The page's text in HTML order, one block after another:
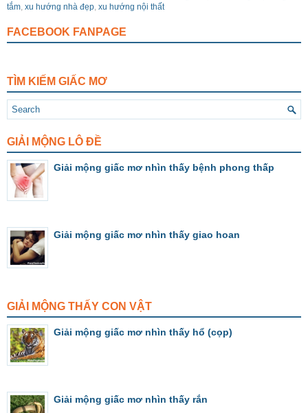
tắm, xu hướng nhà đẹp, xu hướng nội thất
FACEBOOK FANPAGE
TÌM KIẾM GIẤC MƠ
GIẢI MỘNG LÔ ĐỀ
Giải mộng giấc mơ nhìn thấy bệnh phong thấp
Giải mộng giấc mơ nhìn thấy giao hoan
GIẢI MỘNG THẤY CON VẬT
Giải mộng giấc mơ nhìn thấy hổ (cọp)
Giải mộng giấc mơ nhìn thấy rắn